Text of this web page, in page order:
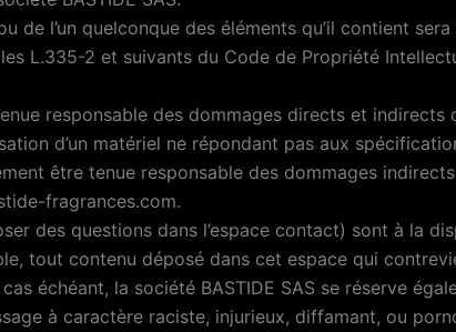
de l’un quelconque des éléments qu’il contient
L.335-2 et suivants du Code de Propriété
responsable des dommages directs et
d’un matériel ne répondant pas aux
être tenue responsable des dommages
fragrances.com.
des questions dans l’espace contact) sont à la
tout contenu déposé dans cet espace qui
échéant, la société BASTIDE SAS se réserve
à caractère raciste, injurieux, diffamant, ou